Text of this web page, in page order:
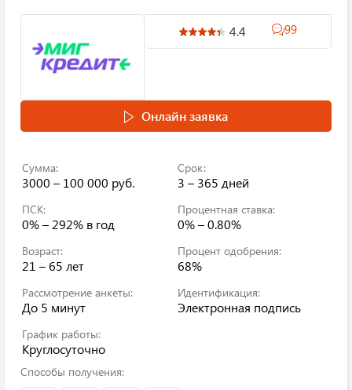
4.4 99
Онлайн заявка
Сумма:
3000 – 100 000 руб.
Срок:
3 – 365 дней
ПСК:
0% – 292% в год
Процентная ставка:
0% – 0.80%
Возраст:
21 – 65 лет
Процент одобрения:
68%
Рассмотрение анкеты:
До 5 минут
Идентификация:
Электронная подпись
График работы:
Круглосуточно
Способы получения: